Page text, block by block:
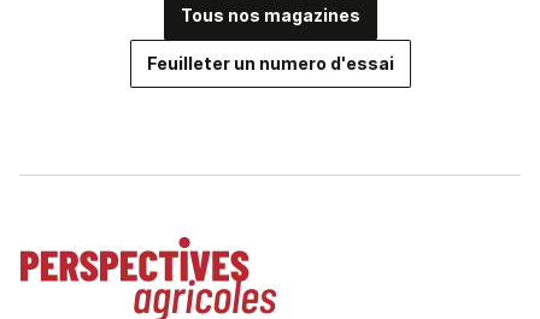
Tous nos magazines
Feuilleter un numero d'essai